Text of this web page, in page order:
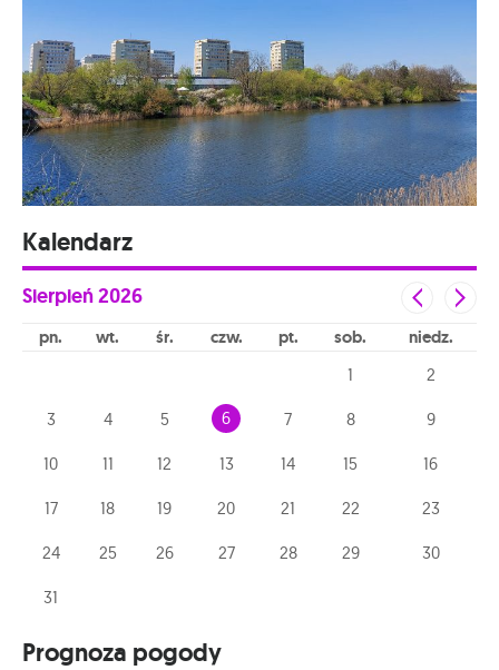
Kalendarz
Sierpień2026
pn wt śr czw pt sob niedz
1 2
3 4 5 6 7 8 9
10 11 12 13 14 15 16
17 18 19 20 21 22 23
24 25 26 27 28 29 30
31
Prognoza pogody